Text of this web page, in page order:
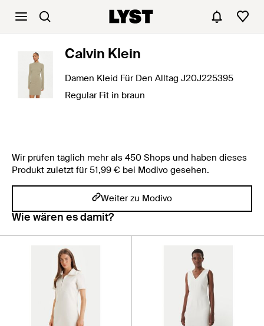
Calvin Klein
Damen Kleid Für Den Alltag J20J225395
Regular Fit in braun
Wir prüfen täglich mehr als 450 Shops und haben dieses
Produkt zuletzt für 51,99 € bei Modivo gesehen.
Weiter zu Modivo
Wie wären es damit?